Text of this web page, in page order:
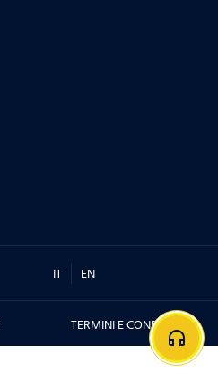
IT EN
TERMINI E CONDIZIONI
headphones